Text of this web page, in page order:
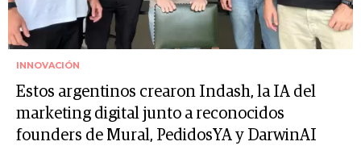
INNOVACIÓN
Estos argentinos crearon Indash, la IA del
marketing digital junto a reconocidos
founders de Mural, PedidosYA y DarwinAI